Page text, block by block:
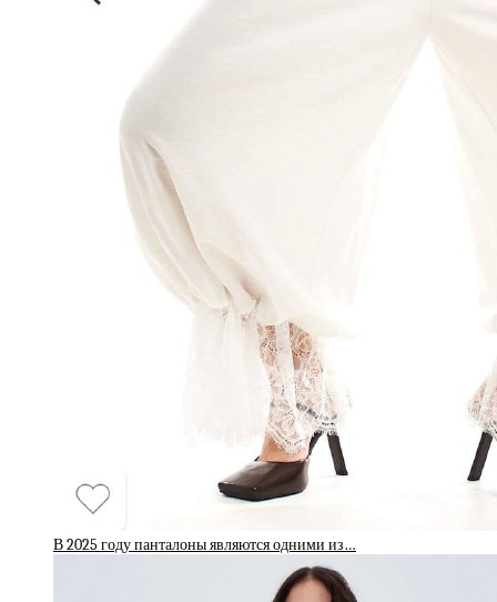
В 2025 году панталоны являются одними из…